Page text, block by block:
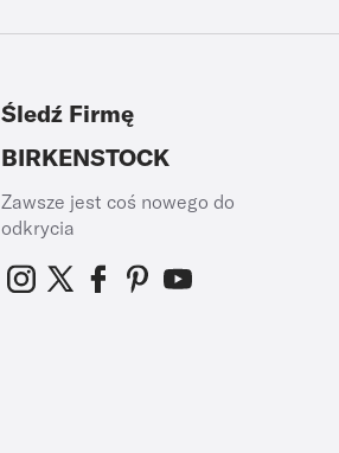
Śledź Firmę
BIRKENSTOCK
Zawsze jest coś nowego do
odkrycia